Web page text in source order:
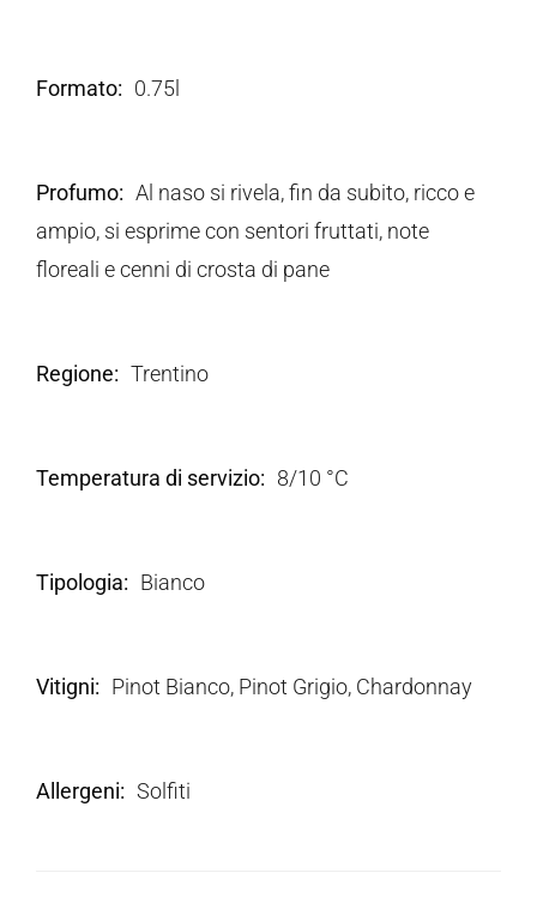
Formato 0.75l
Profumo
Al naso si rivela, fin da subito, ricco e
ampio, si esprime con sentori fruttati, note
floreali e cenni di crosta di pane
Regione Trentino
Temperatura di servizio 8/10 °C
Tipologia Bianco
Vitigni Pinot Bianco, Pinot Grigio, Chardonnay
Allergeni Solfiti